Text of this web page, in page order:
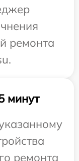
ремонта
минут
ремонта